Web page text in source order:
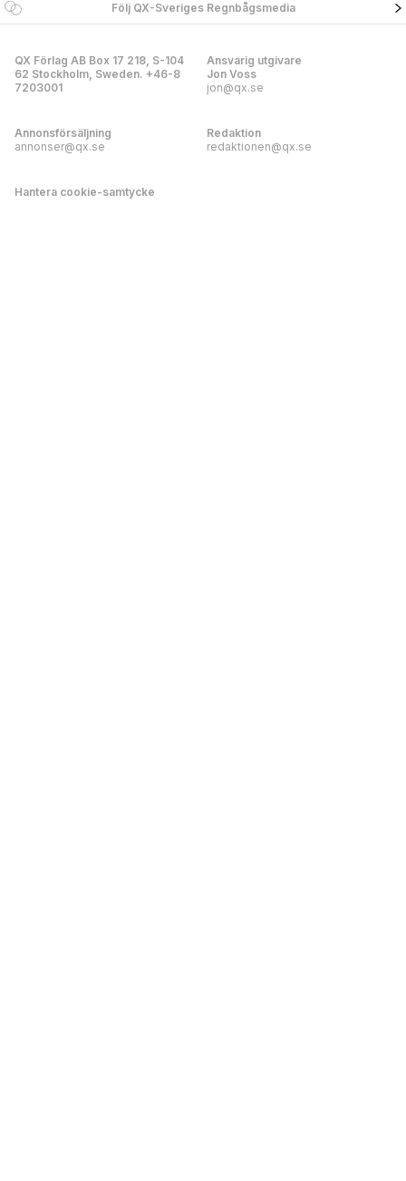
Följ QX-Sveriges Regnbågsmedia
QX Förlag AB Box 17 218, S-104
62 Stockholm, Sweden. +46-8
7203001
Ansvarig utgivare
Jon Voss
jon@qx.se
Annonsförsäljning
annonser@qx.se
Redaktion
redaktionen@qx.se
Hantera cookie-samtycke